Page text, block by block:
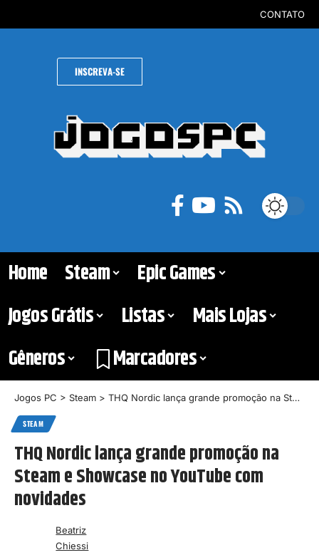
CONTATO
INSCREVA-SE
Home Steam
Epic Games
Jogos Grátis
Listas
Mais Lojas
Gêneros
Marcadores
Jogos PC > Steam > THQ Nordic lança grande promoção na Steam e Showcase no YouTube com novidades
STEAM
THQ Nordic lança grande promoção na
Steam e Showcase no YouTube com
novidades
Beatriz
Chiessi